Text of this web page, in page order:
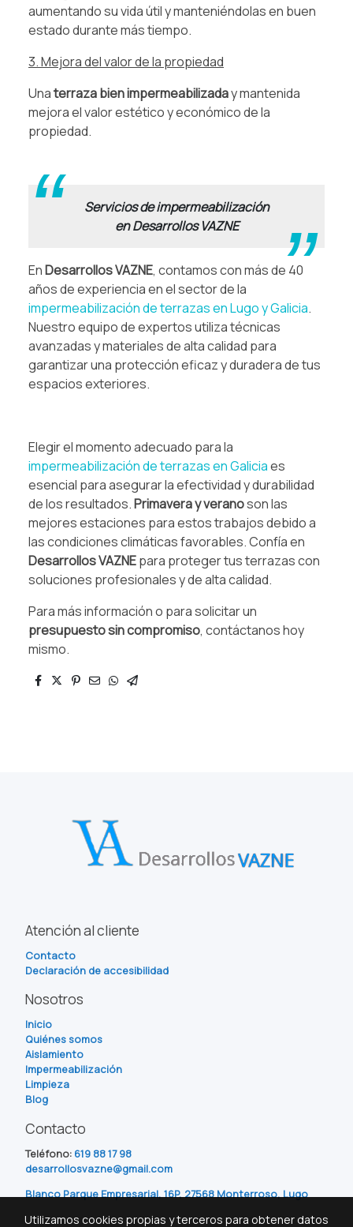
aumentando su vida útil y manteniéndolas en buen
estado durante más tiempo.
3. Mejora del valor de la propiedad
Unaterraza bien impermeabilizaday mantenida
mejora el valor estético y económico de la
propiedad.
Servicios de impermeabilización
en Desarrollos VAZNE
EnDesarrollos VAZNE, contamos con más de 40
años de experiencia en el sector de la
impermeabilización de terrazas en Lugo y Galicia.
Nuestro equipo de expertos utiliza técnicas
avanzadas y materiales de alta calidad para
garantizar una protección eficaz y duradera de tus
espacios exteriores.
Elegir el momento adecuado para la
impermeabilización de terrazas en Galiciaes
esencial para asegurar la efectividad y durabilidad
de los resultados.Primavera y veranoson las
mejores estaciones para estos trabajos debido a
las condiciones climáticas favorables. Confía en
Desarrollos VAZNEpara proteger tus terrazas con
soluciones profesionales y de alta calidad.
Para más información o para solicitar un
presupuesto sin compromiso, contáctanos hoy
mismo.
Atención al cliente
Contacto
Declaración de accesibilidad
Nosotros
Inicio
Quiénes somos
Aislamiento
Impermeabilización
Limpieza
Blog
Contacto
Teléfono: 619 88 17 98
desarrollosvazne@gmail.com
Blanco Parque Empresarial, 16P, 27568 Monterroso, Lugo
Utilizamos cookies propias y terceros para obtener datos